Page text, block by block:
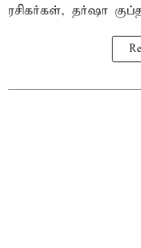
ரசிகர்கள், தர்ஷா